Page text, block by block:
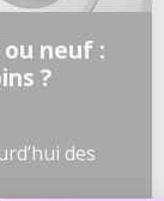
neuf :
?
des